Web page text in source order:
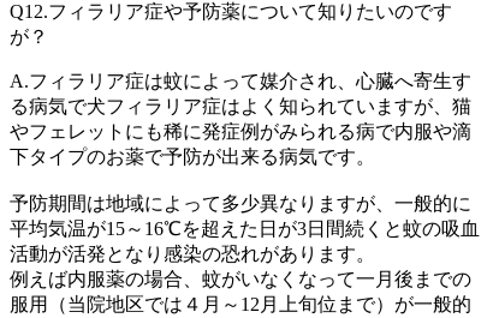
Q12.フィラリア症や予防薬について知りたいのです
が？
A.フィラリア症は蚊によって媒介され、心臓へ寄生す
る病気で犬フィラリア症はよく知られていますが、猫
やフェレットにも稀に発症例がみられる病で内服や滴
下タイプのお薬で予防が出来る病気です。
予防期間は地域によって多少異なりますが、一般的に
平均気温が15～16℃を超えた日が3日間続くと蚊の吸血
活動が活発となり感染の恐れがあります。
例えば内服薬の場合、蚊がいなくなって一月後までの
服用（当院地区では４月～12月上旬位まで）が一般的